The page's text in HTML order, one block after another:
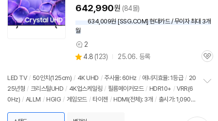
642,990원 (84몰)
634,009원 [SSG.COM] 현대카드 / 무이자 최대 3개
월
상
품
견
2
별
4.8 (상
리
뷰
123) 25.06. 등록
관
LED TV / 50인치 (125cm) / 4K UHD / 주사율: 60Hz / 에너지효율: 1등급 / 20
25년형 / 크리스털UHD / 4K업스케일링 / 필름메이커모드 / HDR10+ / VRR(6
0Hz) / ALLM / HGIG / 게임모드 / 타이젠 / HDMI(전체): 3개 / 출시가: 1,090,0